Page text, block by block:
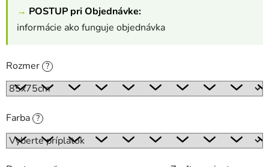
→ POSTUP pri Objednávke:
informácie ako funguje objednávka
Rozmer ?
Farba ?